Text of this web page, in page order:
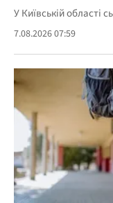
У Київській області
7.08.2026 07:59